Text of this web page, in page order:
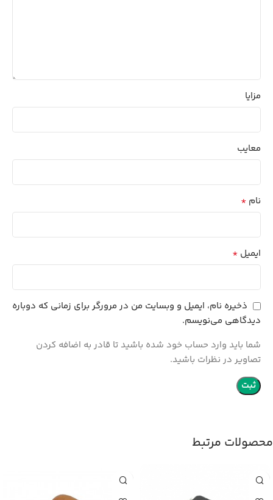
مزایا
معایب
نام *
ایمیل *
ذخیره نام، ایمیل و وبسایت من در مرورگر برای زمانی که دوباره
دیدگاهی می‌نویسم.
شما باید وارد حساب خود شده باشید تا قادر به اضافه کردن
تصاویر در نظرات باشید.
محصولات مرتبط